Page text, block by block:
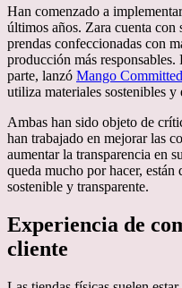
Han comenzado a
últimos años. Zara cuenta
prendas confeccionadas con
producción más
parte, lanzó Mango Committed
utiliza materiales sostenibles y
Ambas han sido objeto de
han trabajado en mejorar las
aumentar la transparencia en
queda mucho por hacer, están
sostenible y transparente.
Experiencia de
cliente